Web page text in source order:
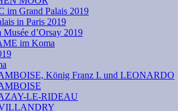
Grand Palais 2019
in Paris 2019
d’Orsay 2019
im Koma
König Franz I. und LEONARDO
AZAY-LE-RIDEAU
VILLANDRY